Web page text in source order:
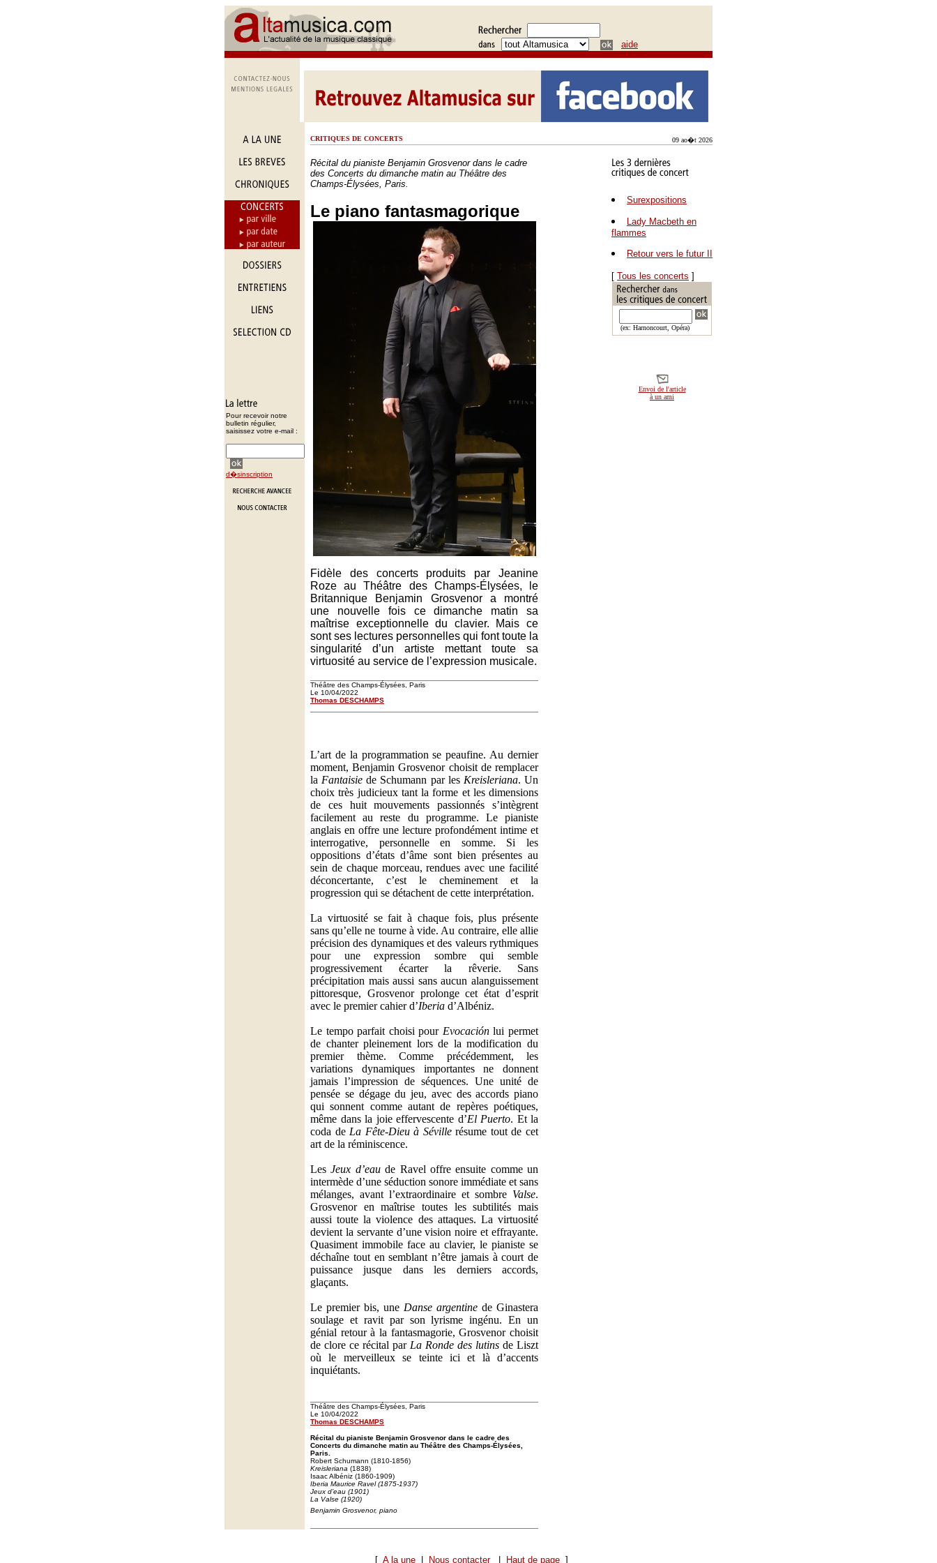
aide
Pour recevoir notre
bulletin régulier,
saisissez votre e-mail :
d�sinscription
CRITIQUES DE CONCERTS 09 ao�t 2026
Récital du pianiste Benjamin Grosvenor dans le cadre
des Concerts du dimanche matin au Théâtre des
Champs-Élysées, Paris.
Le piano fantasmagorique
Fidèle des concerts produits par Jeanine
Roze au Théâtre des Champs-Élysées, le
Britannique Benjamin Grosvenor a montré
une nouvelle fois ce dimanche matin sa
maîtrise exceptionnelle du clavier. Mais ce
sont ses lectures personnelles qui font toute la
singularité d’un artiste mettant toute sa
virtuosité au service de l’expression musicale.
Théâtre des Champs-Élysées, Paris
Le 10/04/2022
Thomas DESCHAMPS
Surexpositions
Lady Macbeth en
flammes
Retour vers le futur II
[ Tous les concerts ]
(ex: Harnoncourt, Opéra)
Envoi de l'article
à un ami
L’art de la programmation se peaufine. Au dernier
moment, Benjamin Grosvenor choisit de remplacer
la Fantaisie de Schumann par les Kreisleriana. Un
choix très judicieux tant la forme et les dimensions
de ces huit mouvements passionnés s’intègrent
facilement au reste du programme. Le pianiste
anglais en offre une lecture profondément intime et
interrogative, personnelle en somme. Si les
oppositions d’états d’âme sont bien présentes au
sein de chaque morceau, rendues avec une facilité
déconcertante, c’est le cheminement et la
progression qui se détachent de cette interprétation.
La virtuosité se fait à chaque fois, plus présente
sans qu’elle ne tourne à vide. Au contraire, elle allie
précision des dynamiques et des valeurs rythmiques
pour une expression sombre qui semble
progressivement écarter la rêverie. Sans
précipitation mais aussi sans aucun alanguissement
pittoresque, Grosvenor prolonge cet état d’esprit
avec le premier cahier d’Iberia d’Albéniz.
Le tempo parfait choisi pour Evocaciónlui permet
de chanter pleinement lors de la modification du
premier thème. Comme précédemment, les
variations dynamiques importantes ne donnent
jamais l’impression de séquences. Une unité de
pensée se dégage du jeu, avec des accords piano
qui sonnent comme autant de repères poétiques,
même dans la joie effervescente d’El Puerto. Et la
coda de La Fête-Dieu à Sévillerésume tout de cet
art de la réminiscence.
LesJeux d’eaude Ravel offre ensuite comme un
intermède d’une séduction sonore immédiate et sans
mélanges, avant l’extraordinaire et sombre Valse.
Grosvenor en maîtrise toutes les subtilités mais
aussi toute la violence des attaques. La virtuosité
devient la servante d’une vision noire et effrayante.
Quasiment immobile face au clavier, le pianiste se
déchaîne tout en semblant n’être jamais à court de
puissance jusque dans les derniers accords,
glaçants.
Le premier bis, une Danse argentine de Ginastera
soulage et ravit par son lyrisme ingénu. En un
génial retour à la fantasmagorie, Grosvenor choisit
de clore ce récital par La Ronde des lutins de Liszt
où le merveilleux se teinte ici et là d’accents
inquiétants.
Théâtre des Champs-Élysées, Paris
Le 10/04/2022
Thomas DESCHAMPS
Récital du pianiste Benjamin Grosvenor dans le cadre des
Concerts du dimanche matin au Théâtre des Champs-Élysées,
Paris.
Robert Schumann (1810-1856)
Kreisleriana (1838)
Isaac Albéniz (1860-1909)
Iberia Maurice Ravel (1875-1937)
Jeux d’eau (1901)
La Valse (1920)
Benjamin Grosvenor, piano
[ A la une| Nous contacter Haut de page]